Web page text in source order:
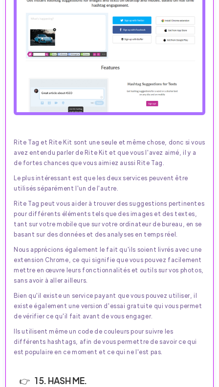
Rite Tag et Rite Kit sont une seule et même chose, donc si vous
avez entendu parler de Rite Kit et que vous l'avez aimé, il y a
de fortes chances que vous aimiez aussi Rite Tag.
Le plus intéressant est que les deux services peuvent être
utilisés séparément l'un de l'autre.
Rite Tag peut vous aider à trouver des suggestions pertinentes
pour différents éléments tels que des images et des textes,
tant sur votre mobile que sur votre ordinateur de bureau, en se
basant sur des données et des analyses en temps réel.
Nous apprécions également le fait qu'ils soient livrés avec une
extension Chrome, ce qui signifie que vous pouvez facilement
mettre en œuvre leurs fonctionnalités et outils sur vos photos,
sans avoir à aller ailleurs.
Bien qu'il existe un service payant que vous pouvez utiliser, il
existe également une version d'essai gratuite qui vous permet
de vérifier ce qu'il fait avant de vous engager.
Ils utilisent même un code de couleurs pour suivre les
différents hashtags, afin de vous permettre de savoir ce qui
est populaire en ce moment et ce qui ne l'est pas.
15. HASH ME.